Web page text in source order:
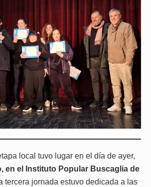
local tuvo lugar en el día de ayer,
en el Instituto Popular Buscaglia de
tercera jornada estuvo dedicada a las